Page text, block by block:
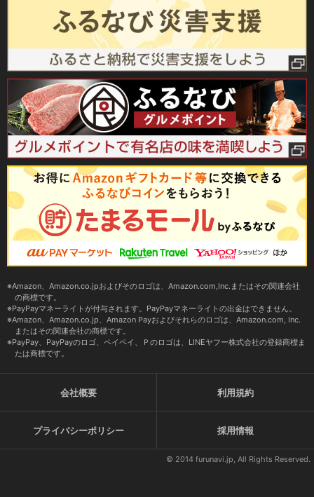
Amazon、Amazon.co.jpおよびそのロゴは、Amazon.com,Inc.またはその関連会社
の商標です。
PayPayマネーライトが付与されます。PayPayマネーライトの出金はできません。
Amazon、Amazon.co.jp、Amazon Payおよびそれらのロゴは、Amazon.com, Inc.
またはその関連会社の商標です。
PayPay、PayPayのロゴ、ペイペイ、Ｐのロゴは、LINEヤフー株式会社の登録商標ま
たは商標です。
会社概要 利用規約
プライバシーポリシー 採用情報
© 2014 furunavi.jp, All Rights Reserved.